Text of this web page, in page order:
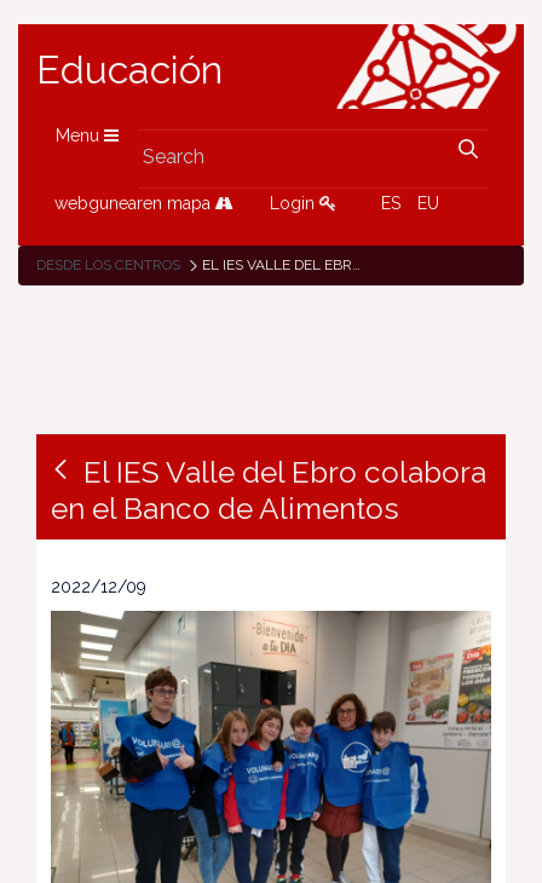
Educación
Menu
webgunearen mapa Login ES EU
DESDE LOS CENTROS EL IES VALLE DEL EBRO COLABORA EN EL BANCO DE ALIMENTOS
El IES Valle del Ebro colabora
en el Banco de Alimentos
2022/12/09